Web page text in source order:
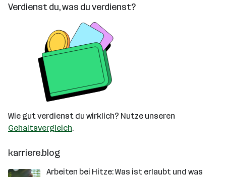
Verdienst du, was du verdienst?
Wie gut verdienst du wirklich? Nutze unseren
Gehaltsvergleich.
karriere.blog
Arbeiten bei Hitze: Was ist erlaubt und was